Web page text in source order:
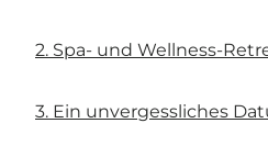
2. Spa- und Wellness-
3. Ein unvergessliches